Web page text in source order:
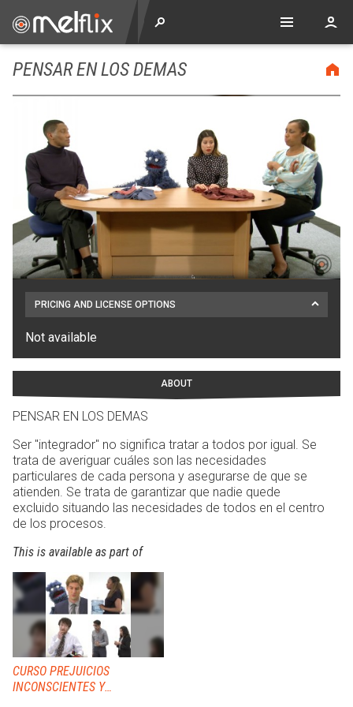
PENSAR EN LOS DEMAS
PRICING AND LICENSE OPTIONS
Not available
ABOUT
PENSAR EN LOS DEMAS
Ser "integrador" no significa tratar a todos por igual. Se
trata de averiguar cuáles son las necesidades
particulares de cada persona y asegurarse de que se
atienden. Se trata de garantizar que nadie quede
excluido situando las necesidades de todos en el centro
de los procesos.
This is available as part of
CURSO PREJUICIOS
INCONSCIENTES Y